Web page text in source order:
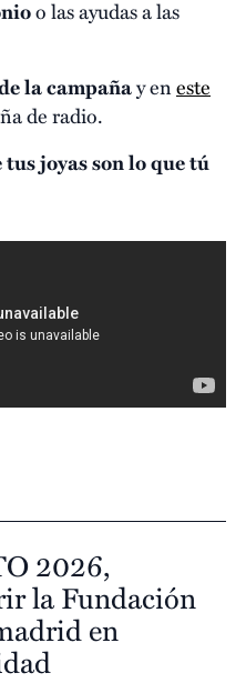
o las ayudas a las
la campañay eneste
de radio.
joyas son lo que tú
2026,
la Fundación
en